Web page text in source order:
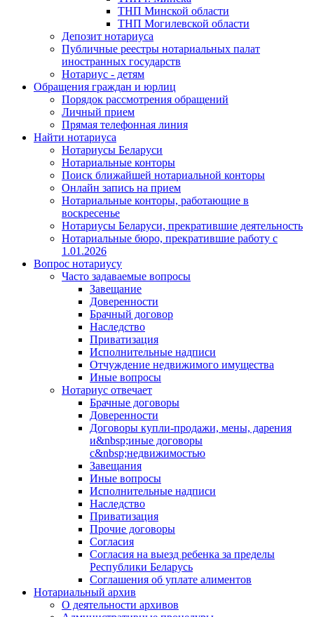
ТНП Минской области
ТНП Могилевской области
Депозит нотариуса
Публичные реестры нотариальных палат
иностранных государств
Нотариус - детям
Обращения граждан и юрлиц
Порядок рассмотрения обращений
Личный прием
Прямая телефонная линия
Найти нотариуса
Нотариусы Беларуси
Нотариальные конторы
Поиск ближайшей нотариальной конторы
Онлайн запись на прием
Нотариальные конторы, работающие в
воскресенье
Нотариусы Беларуси, прекратившие деятельность
Нотариальные бюро, прекратившие работу с
1.01.2026
Вопрос нотариусу
Часто задаваемые вопросы
Завещание
Доверенности
Брачный договор
Наследство
Приватизация
Исполнительные надписи
Отчуждение недвижимого имущества
Иные вопросы
Нотариус отвечает
Брачные договоры
Доверенности
Договоры купли-продажи, мены, дарения
и&nbsp;иные договоры
с&nbsp;недвижимостью
Завещания
Иные вопросы
Исполнительные надписи
Наследство
Приватизация
Прочие договоры
Согласия
Согласия на выезд ребенка за пределы
Республики Беларусь
Соглашения об уплате алиментов
Нотариальный архив
О деятельности архивов